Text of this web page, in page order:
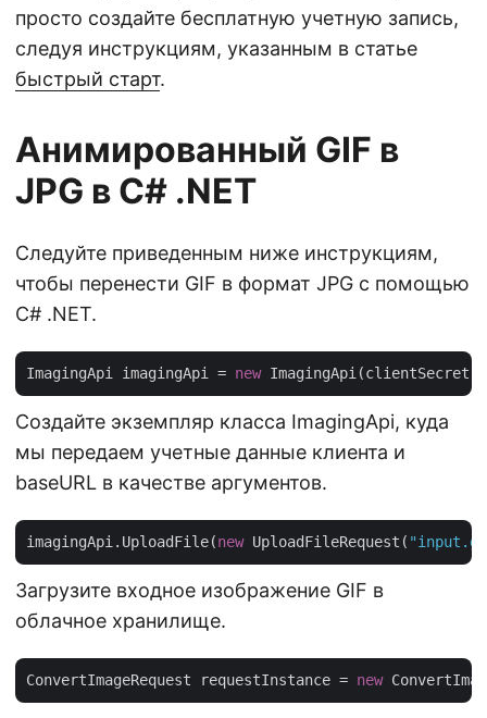
просто создайте бесплатную учетную запись,
следуя инструкциям, указанным в статье
быстрый старт.
Анимированный GIF в
JPG в C# .NET
Следуйте приведенным ниже инструкциям,
чтобы перенести GIF в формат JPG с помощью
C# .NET.
ImagingApi imagingApi = new
Создайте экземпляр класса ImagingApi, куда
мы передаем учетные данные клиента и
baseURL в качестве аргументов.
imagingApi.UploadFile(new UploadFileRequest(
Загрузите входное изображение GIF в
облачное хранилище.
ConvertImageRequest requestInstance = new